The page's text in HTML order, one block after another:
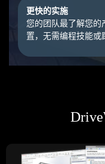
更快的实施
您的团队最了解您的
置，无需编程技能或